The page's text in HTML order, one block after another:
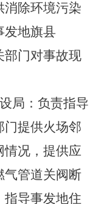
消除环境污染
发地旗县
部门对事故现
局：负责指导
门提供火场邻
情况，提供应
气管道关阀断
指导事发地住